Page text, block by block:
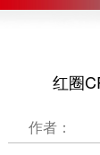
红圈
作者：